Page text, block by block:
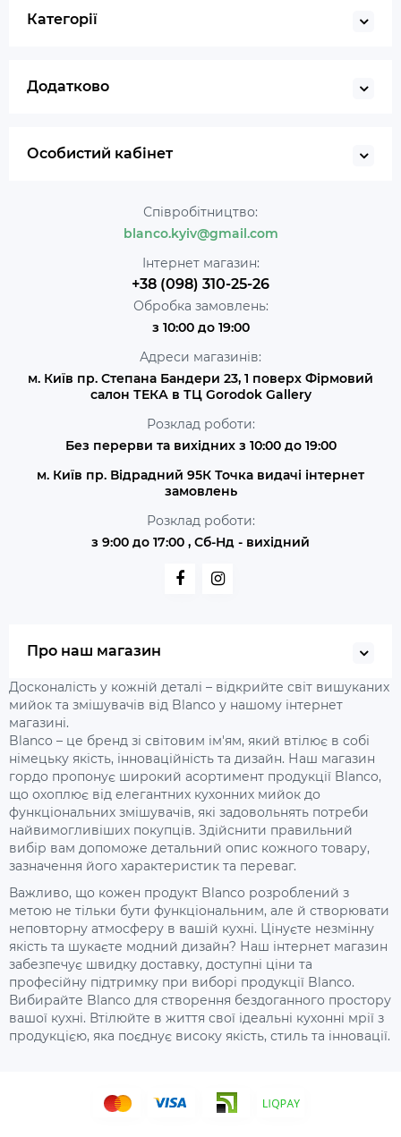
Категорії
Додатково
Особистий кабінет
Співробітництво:
blanco.kyiv@gmail.com
Інтернет магазин:
+38 (098) 310-25-26
Обробка замовлень:
з 10:00 до 19:00
Адреси магазинів:
м. Київ пр. Степана Бандери 23, 1 поверх Фірмовий
салон ТЕКА в ТЦ Gorodok Gallery
Розклад роботи:
Без перерви та вихідних з 10:00 до 19:00
м. Київ пр. Відрадний 95К Точка видачі інтернет
замовлень
Розклад роботи:
з 9:00 до 17:00 , Сб-Нд - вихідний
Про наш магазин
Досконалість у кожній деталі – відкрийте світ вишуканих
мийок та змішувачів від Blanco у нашому інтернет
магазині.
Blanco – це бренд зі світовим ім'ям, який втілює в собі
німецьку якість, інноваційність та дизайн. Наш магазин
гордо пропонує широкий асортимент продукції Blanco,
що охоплює від елегантних кухонних мийок до
функціональних змішувачів, які задовольнять потреби
найвимогливіших покупців. Здійснити правильний
вибір вам допоможе детальний опис кожного товару,
зазначення його характеристик та переваг.
Важливо, що кожен продукт Blanco розроблений з
метою не тільки бути функціональним, але й створювати
неповторну атмосферу в вашій кухні. Цінуєте незмінну
якість та шукаєте модний дизайн? Наш інтернет магазин
забезпечує швидку доставку, доступні ціни та
професійну підтримку при виборі продукції Blanco.
Вибирайте Blanco для створення бездоганного простору
вашої кухні. Втілюйте в життя свої ідеальні кухонні мрії з
продукцією, яка поєднує високу якість, стиль та інновації.